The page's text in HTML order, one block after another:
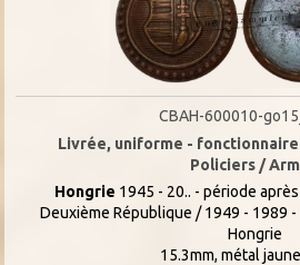
CBAH-600010-
Livrée, uniforme -
Policiers /
Hongrie 1945 - 20.. - période
Deuxième République / 1949 - 1989
Hongrie
15.3mm, métal